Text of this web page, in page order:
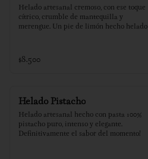
Helado artesanal cremoso, con ese toque
cítrico, crumble de mantequilla y
merengue. Un pie de limón hecho helado
$8.500
Helado Pistacho
Helado artesanal hecho con pasta 100%
pistacho puro, intenso y elegante.
Definitivamente el sabor del momento!